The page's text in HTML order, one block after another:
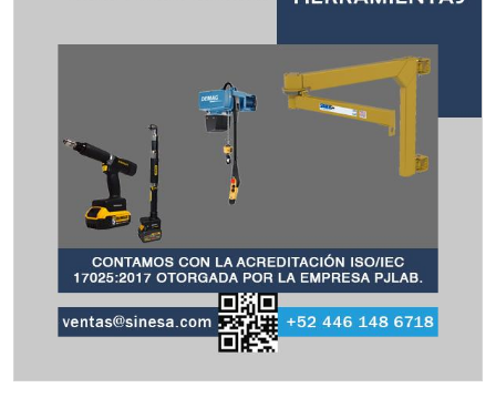
MATERIALES PARA SELLOS DE
BATERÍAS DE LITIO
Especificaciones:
Para vehículos eléctricos.
Requisitos: Garantizar composición
química y origen adecuados
(especialmente para grafito) y
contar con sistemas de calidad y
gestión ambiental.